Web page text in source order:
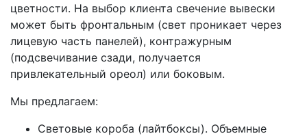
цветности. На выбор клиента свечение вывески
может быть фронтальным (свет проникает через
лицевую часть панелей), контражурным
(подсвечивание сзади, получается
привлекательный ореол) или боковым.
Мы предлагаем:
Световые короба (лайтбоксы). Объемные